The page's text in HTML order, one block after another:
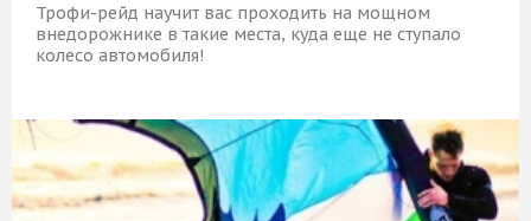
Трофи-рейд научит вас проходить на мощном
внедорожнике в такие места, куда еще не ступало
колесо автомобиля!
19 709 Р КУПИТЬ